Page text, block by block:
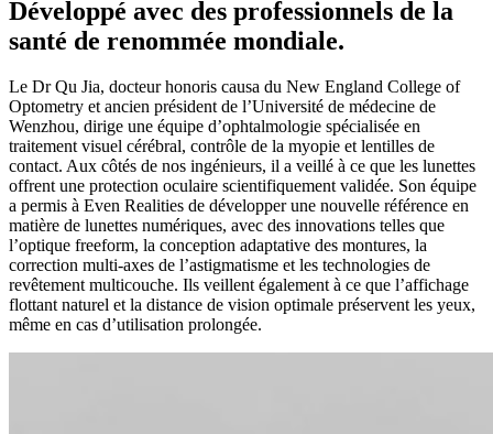
Développé avec des professionnels de la
santé de renommée mondiale.
Le Dr Qu Jia, docteur honoris causa du New England College of
Optometry et ancien président de l’Université de médecine de
Wenzhou, dirige une équipe d’ophtalmologie spécialisée en
traitement visuel cérébral, contrôle de la myopie et lentilles de
contact. Aux côtés de nos ingénieurs, il a veillé à ce que les lunettes
offrent une protection oculaire scientifiquement validée. Son équipe
a permis à Even Realities de développer une nouvelle référence en
matière de lunettes numériques, avec des innovations telles que
l’optique freeform, la conception adaptative des montures, la
correction multi-axes de l’astigmatisme et les technologies de
revêtement multicouche. Ils veillent également à ce que l’affichage
flottant naturel et la distance de vision optimale préservent les yeux,
même en cas d’utilisation prolongée.